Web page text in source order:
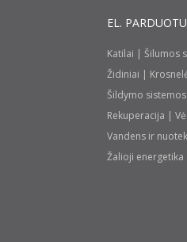
EL.
Katilai | Šilumos
Židiniai |
Šildymo
Rekuperacija |
Vandens ir
Žalioji energetika